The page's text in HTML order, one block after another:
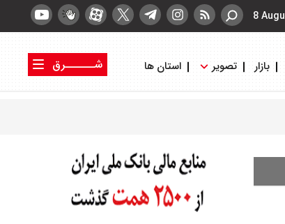
8
بازار تصویر استان ها
شــــــرق